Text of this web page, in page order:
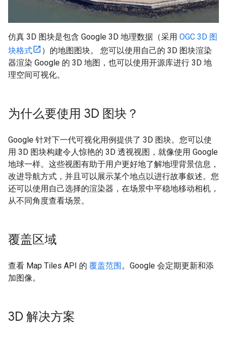
仿真 3D 图块是包含 Google 3D 地理数据（采用 OGC 3D 图
块格式
）的地图图块。 您可以使用自己的 3D 图块渲染
器渲染 Google 的 3D 地图，也可以使用开源库进行 3D 地
理空间可视化。
为什么要使用 3D 图块？
Google 针对下一代可视化用例提供了 3D 图块。您可以使
用 3D 图块构建令人惊艳的 3D 透视视图，就像使用 Google
地球一样。这些视图有助于用户更好地了解地理背景信息，
改进导航方式，并且可以展示某个地点以进行故事叙述。您
还可以使用自己选择的渲染器，在场景中平稳地移动相机，
从不同角度查看场景。
覆盖区域
查看 Map Tiles API 的 覆盖范围。Google 会定期更新和添
加图像。
3D 解决方案